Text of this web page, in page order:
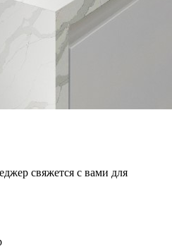
свяжется с вами для